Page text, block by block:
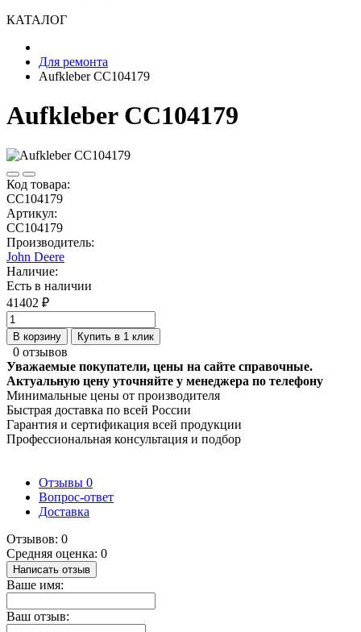
КАТАЛОГ
Для ремонта
Aufkleber CC104179
Aufkleber CC104179
Код товара:
CC104179
Артикул:
CC104179
Производитель:
John Deere
Наличие:
Есть в наличии
41402 ₽
В корзину Купить в 1 клик
0 отзывов
Уважаемые покупатели, цены на сайте справочные.
Актуальную цену уточняйте у менеджера по телефону
Минимальные цены от производителя
Быстрая доставка по всей России
Гарантия и сертификация всей продукции
Профессиональная консультация и подбор
Отзывы 0
Вопрос-ответ
Доставка
Отзывов: 0
Средняя оценка: 0
Написать отзыв
Ваше имя:
Ваш отзыв: